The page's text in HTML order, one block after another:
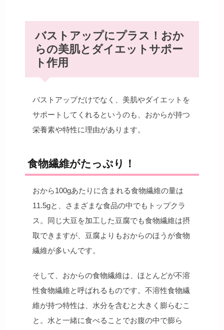
バストアップにプラス！おか
らの美肌とダイエットサポー
ト作用
バストアップだけでなく、美肌やダイエットを
サポートしてくれるというのも、おからが持つ
栄養素や特性に理由があります。
食物繊維がたっぷり！
おから100gあたりに含まれる食物繊維の量は
11.5gと、さまざまな食品の中でもトップクラ
ス。同じ大豆を加工した豆腐でも食物繊維は摂
取できますが、豆腐よりもおからのほうが食物
繊維が多いんです。
そして、おからの食物繊維は、ほとんどが不溶
性食物繊維と呼ばれるものです。不溶性食物繊
維が持つ特性は、水分を含むと大きく膨らむこ
と。水と一緒に食べることでお腹の中で膨ら